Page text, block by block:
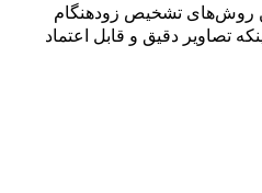
روش‌های تشخیص زودهنگام
تصاویر دقیق و قابل اعتماد